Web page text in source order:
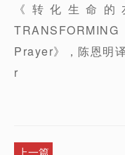
《转化生命
Prayer》，陈恩明
r
上一篇